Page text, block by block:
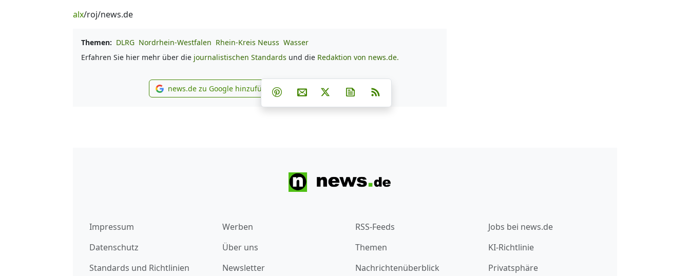
alx/roj/news.de
Themen: DLRG Nordrhein-Westfalen Rhein-Kreis Neuss Wasser
Erfahren Sie hier mehr über die journalistischen Standards und die Redaktion von news.de.
news.de zu Google hinzufügen
news.de zu Google hinzufügen Teilen auf Facebook
Teilen auf Whatsapp
Teilen auf Telegram
Teilen auf Pinterest
Per E-Mail teilen
Post auf XNewsletter abonnieren
Impressum
Datenschutz
Standards und Richtlinien
Werben
Über uns
Newsletter
RSS-Feeds
Themen
Nachrichtenüberblick
Jobs bei news.de
KI-Richtlinie
Privatsphäre